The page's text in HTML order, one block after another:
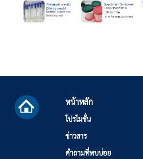
หน้าหลัก
โปรโมชั่น
ข่าวสาร
คำถามที่พบบ่อย